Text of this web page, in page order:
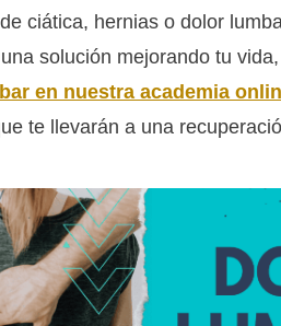
ciática, hernias o dolor
solución mejorando tu
en nuestra academia
te llevarán a una